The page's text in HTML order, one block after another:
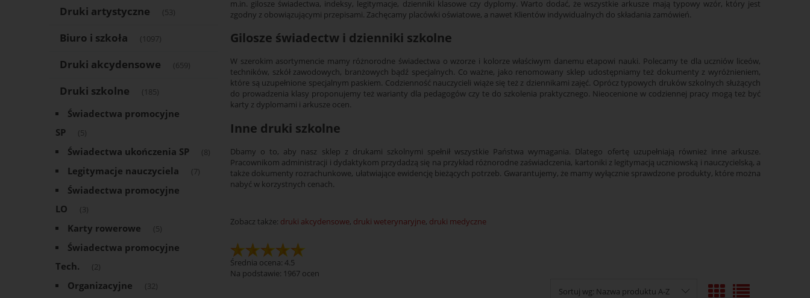
Druki artystyczne (53)
Biuro i szkoła (1097)
Druki akcydensowe (659)
Druki szkolne (185)
Świadectwa promocyjne
SP
(5)
Świadectwa ukończenia SP (8)
Legitymacje nauczyciela (7)
Świadectwa promocyjne
LO
(3)
Karty rowerowe (5)
Świadectwa promocyjne
Tech.
(2)
Organizacyjne (32)
m.in. gilosze świadectwa, indeksy, legitymacje, dzienniki klasowe czy dyplomy. Warto dodać, że wszystkie arkusze mają typowy wzór, który jest
zgodny z obowiązującymi przepisami. Zachęcamy placówki oświatowe, a nawet Klientów indywidualnych do składania zamówień.
Gilosze świadectw i dzienniki szkolne
W szerokim asortymencie mamy różnorodne świadectwa o wzorze i kolorze właściwym danemu etapowi nauki. Polecamy te dla uczniów liceów,
techników, szkół zawodowych, branżowych bądź specjalnych. Co ważne, jako renomowany sklep udostępniamy też dokumenty z wyróżnieniem,
które są uzupełnione specjalnym paskiem. Codzienność nauczycieli wiąże się też z dziennikami zajęć. Oprócz typowych druków szkolnych służących
do prowadzenia klasy proponujemy też warianty dla pedagogów czy te do szkolenia praktycznego. Nieocenione w codziennej pracy mogą też być
karty z dyplomami i arkusze ocen.
Inne druki szkolne
Dbamy o to, aby nasz sklep z drukami szkolnymi spełnił wszystkie Państwa wymagania. Dlatego ofertę uzupełniają również inne arkusze.
Pracownikom administracji i dydaktykom przydadzą się na przykład różnorodne zaświadczenia, kartoniki z legitymacją uczniowską i nauczycielską, a
także dokumenty rozrachunkowe, ułatwiające ewidencję bieżących potrzeb. Gwarantujemy, że mamy wyłącznie sprawdzone produkty, które można
nabyć w korzystnych cenach.
Zobacz także: druki akcydensowe, druki weterynaryjne, druki medyczne
Średnia ocena: 4.5
Na podstawie: 1967 ocen
Sortuj wg: Nazwa produktu A-Z